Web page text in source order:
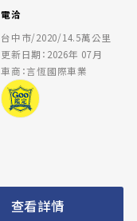
電洽
台中市/2020/14.5萬公里
更新日期：2026年 07月
車商：言恆國際車業
查看詳情